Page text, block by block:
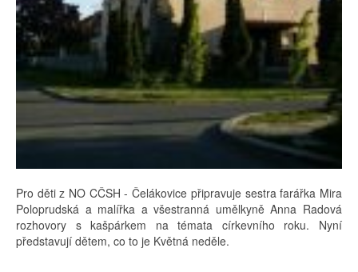
Pro děti z NO CČSH - Čelákovice připravuje sestra farářka Mira
Poloprudská a malířka a všestranná umělkyně Anna Radová
rozhovory s kašpárkem na témata církevního roku. Nyní
představují dětem, co to je Květná neděle.